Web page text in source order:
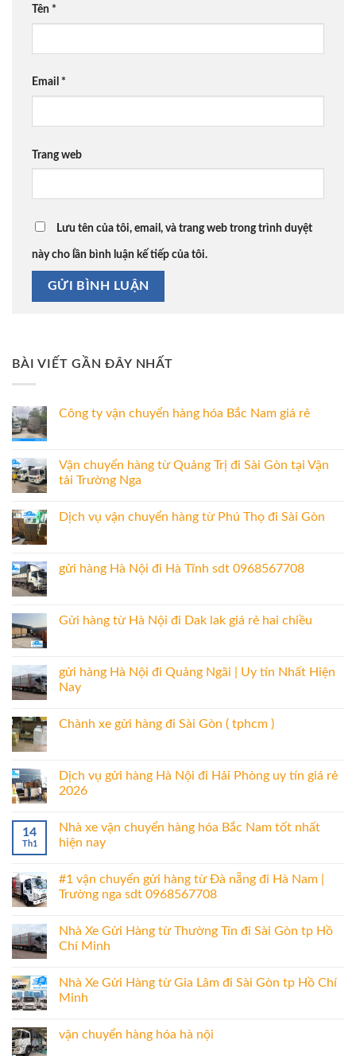
Tên *
Email *
Trang web
Lưu tên của tôi, email, và trang web trong trình duyệt
này cho lần bình luận kế tiếp của tôi.
BÀI VIẾT GẦN ĐÂY NHẤT
Công ty vận chuyển hàng hóa Bắc Nam giá rẻ
Vận chuyển hàng từ Quảng Trị đi Sài Gòn tại Vận
tải Trường Nga
Dịch vụ vận chuyển hàng từ Phú Thọ đi Sài Gòn
gửi hàng Hà Nội đi Hà Tĩnh sdt 0968567708
Gửi hàng từ Hà Nội đi Dak lak giá rẻ hai chiều
gửi hàng Hà Nội đi Quảng Ngãi | Uy tín Nhất Hiện
Nay
Chành xe gửi hàng đi Sài Gòn ( tphcm )
Dịch vụ gửi hàng Hà Nội đi Hải Phòng uy tín giá rẻ
2026
14
Th1
Nhà xe vận chuyển hàng hóa Bắc Nam tốt nhất
hiện nay
#1 vận chuyển gửi hàng từ Đà nẵng đi Hà Nam |
Trường nga sdt 0968567708
Nhà Xe Gửi Hàng từ Thường Tín đi Sài Gòn tp Hồ
Chí Minh
Nhà Xe Gửi Hàng từ Gia Lâm đi Sài Gòn tp Hồ Chí
Minh
vận chuyển hàng hóa hà nội